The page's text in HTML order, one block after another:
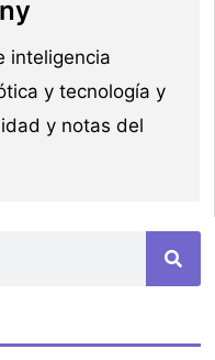
inteligencia
y tecnología y
y notas del